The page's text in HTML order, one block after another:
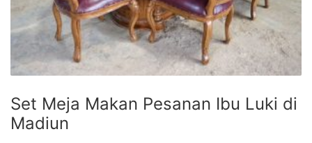
Set Meja Makan Pesanan Ibu Luki di
Madiun